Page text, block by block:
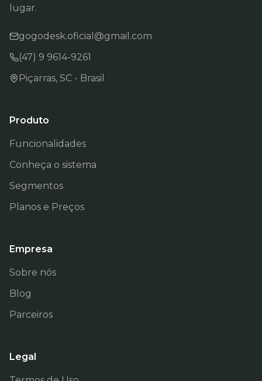
lugar.
gogodesk.oficial@gmail.com
(47) 9 9614-9261
Piçarras, SC - Brasil
Produto
Funcionalidades
Conheça o sistema
Segmentos
Planos e Preços
Empresa
Sobre nós
Blog
Parceiros
Legal